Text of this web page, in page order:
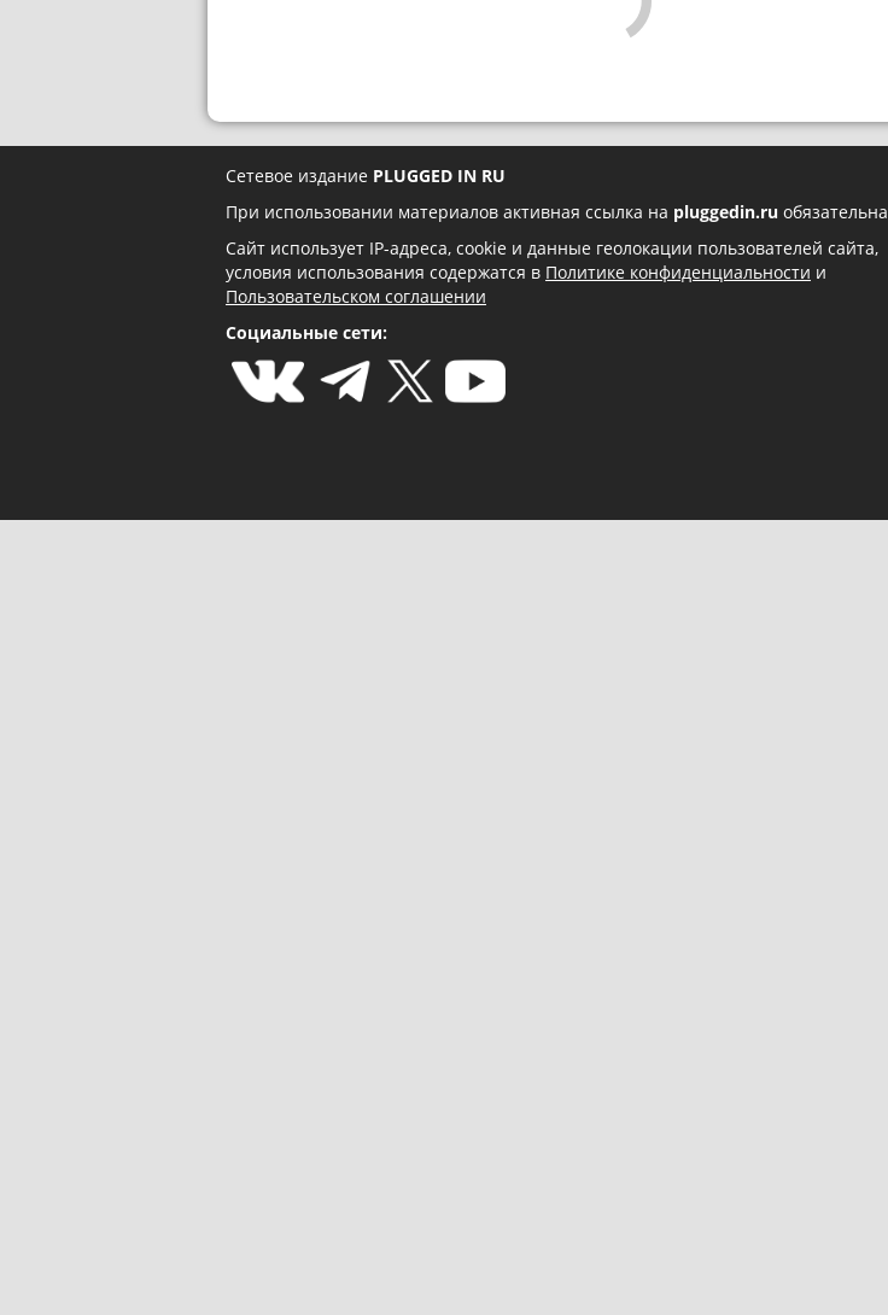
Сетевое издание PLUGGED IN RU
При использовании материалов активная ссылка на pluggedin.ru обязательна
Сайт использует IP-адреса, cookie и данные геолокации пользователей сайта,
условия использования содержатся в Политике конфиденциальности и
Пользовательском соглашении
Социальные сети: